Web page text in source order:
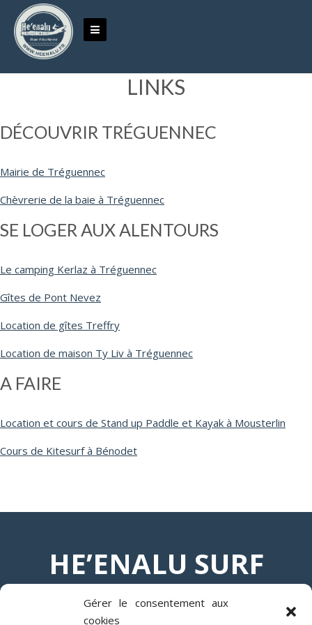
Gérer le consentement aux
cookies
Skip to content
LINKS
DÉCOUVRIR TRÉGUENNEC
Mairie de Tréguennec
Chèvrerie de la baie à Tréguennec
SE LOGER AUX ALENTOURS
Le camping Kerlaz à Tréguennec
Gîtes de Pont Nevez
Location de gîtes Treffry
Location de maison Ty Liv à Tréguennec
A FAIRE
Location et cours de Stand up Paddle et Kayak à Mousterlin
Cours de Kitesurf à Bénodet
HE’ENALU SURF
SCHOOL
– Audierne bay –